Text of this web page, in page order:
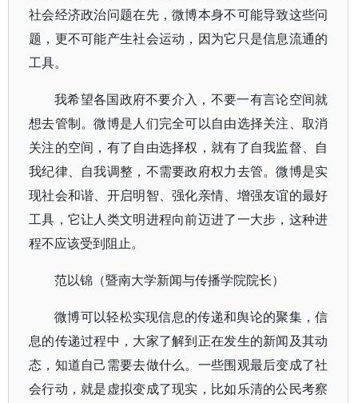
社会经济政治问题在先，微博本身不可能导致这些问
题，更不可能产生社会运动，因为它只是信息流通的
工具。
我希望各国政府不要介入，不要一有言论空间就
想去管制。微博是人们完全可以自由选择关注、取消
关注的空间，有了自由选择权，就有了自我监督、自
我纪律、自我调整，不需要政府权力去管。微博是实
现社会和谐、开启明智、强化亲情、增强友谊的最好
工具，它让人类文明进程向前迈进了一大步，这种进
程不应该受到阻止。
范以锦（暨南大学新闻与传播学院院长）
微博可以轻松实现信息的传递和舆论的聚集，信
息的传递过程中，大家了解到正在发生的新闻及其动
态，知道自己需要去做什么。一些围观最后变成了社
会行动，就是虚拟变成了现实，比如乐清的公民考察